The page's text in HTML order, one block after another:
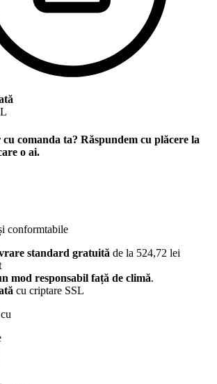
comanda ta? Răspundem cu plăcere la
o ai.
conformtabile
standard gratuită de la 524,72 lei
mod responsabil față de climă.
cu criptare SSL